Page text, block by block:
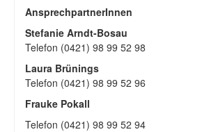
AnsprechpartnerInnen
Stefanie Arndt-Bosau
Telefon (0421) 98 99 52 98
Laura Brünings
Telefon (0421) 98 99 52 96
Frauke Pokall
Telefon (0421) 98 99 52 94